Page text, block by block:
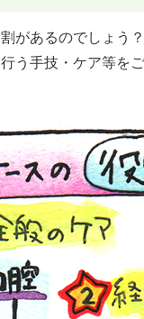
があるのでしょう？
う手技・ケア等をご